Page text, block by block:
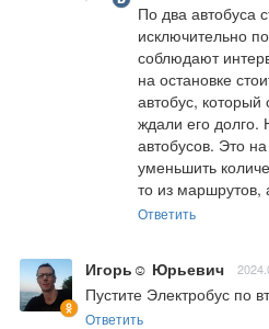
По два автобуса
исключительно
соблюдают
на остановке
автобус,
ждали его
автобусов. Это
уменьшить
то из
Ответить
Игорь☺ Юрьевич
Пустите Электробус по
Ответить